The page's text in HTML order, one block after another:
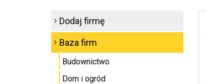
Dodaj firmę
Baza firm
Budownictwo
Dom i ogród